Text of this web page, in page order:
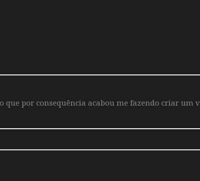
que por consequência acabou me fazendo criar um